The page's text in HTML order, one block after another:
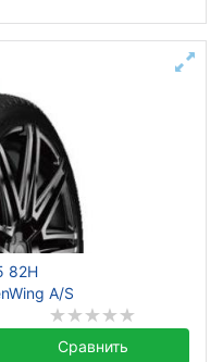
82H
A/S
Сравнить